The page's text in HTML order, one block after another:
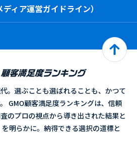
ィア運営ガイドライン）
。選ぶことも選ばれることも、かつて
GMO顧客満足度ランキングは、信頼
のプロの視点から導き出された結果と
明らかに。納得できる選択の道標と